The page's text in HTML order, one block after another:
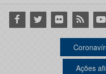
Facebook
Twitter Flickr RSS
Ações